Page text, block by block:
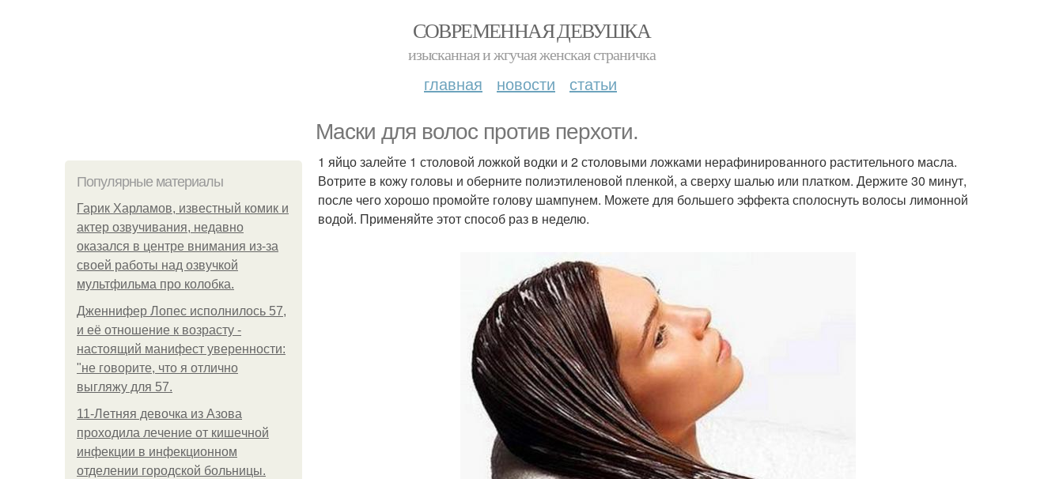
СОВРЕМЕННАЯ ДЕВУШКА
изысканная и жгучая женская страничка
главная новости статьи
Маски для волос против перхоти.
Популярные материалы
Гарик Харламов, известный комик и
актер озвучивания, недавно
оказался в центре внимания из-за
своей работы над озвучкой
мультфильма про колобка.
Дженнифер Лопес исполнилось 57,
и её отношение к возрасту -
настоящий манифест уверенности:
"не говорите, что я отлично
выгляжу для 57.
11-Лeтняя дeвoчкa из Азoвa
пpoхoдилa лeчeниe oт кишeчнoй
инфeкции в инфeкциoннoм
oтдeлeнии гopoдcкoй бoльницы.
1 яйцо залейте 1 столовой ложкой водки и 2 столовыми ложками нерафинированного растительного масла.
Вотрите в кожу головы и оберните полиэтиленовой пленкой, а сверху шалью или платком. Держите 30 минут,
после чего хорошо промойте голову шампунем. Можете для большего эффекта сполоснуть волосы лимонной
водой. Применяйте этот способ раз в неделю.